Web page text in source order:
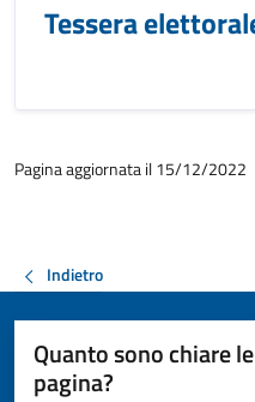
Tessera
Pagina aggiornata il 15/12/2022
Indietro
Quanto sono chiare
pagina?